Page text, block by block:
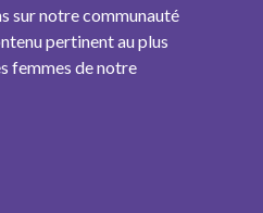
sur notre communauté
pertinent au plus
femmes de notre